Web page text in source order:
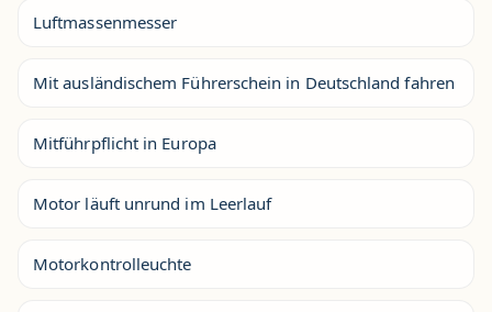
Luftmassenmesser
Mit ausländischem Führerschein in Deutschland fahren
Mitführpflicht in Europa
Motor läuft unrund im Leerlauf
Motorkontrolleuchte